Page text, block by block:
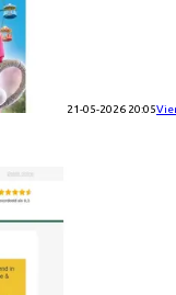
21-05-2026 20:05